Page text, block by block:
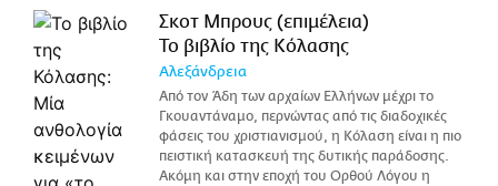
Σκοτ Μπρους (επιμέλεια)
Το βιβλίο της Κόλασης
Αλεξάνδρεια
Από τον Άδη των αρχαίων Ελλήνων μέχρι το
Γκουαντάναμο, περνώντας από τις διαδοχικές
φάσεις του χριστιανισμού, η Κόλαση είναι η πιο
πειστική κατασκευή της δυτικής παράδοσης.
Ακόμη και στην εποχή του Ορθού Λόγου η